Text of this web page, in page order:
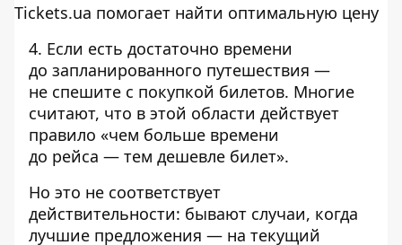
Tickets.ua помогает найти оптимальную цену
4. Если есть достаточно времени
до запланированного путешествия —
не спешите с покупкой билетов. Многие
считают, что в этой области действует
правило «чем больше времени
до рейса — тем дешевле билет».
Но это не соответствует
действительности: бывают случаи, когда
лучшие предложения — на текущий